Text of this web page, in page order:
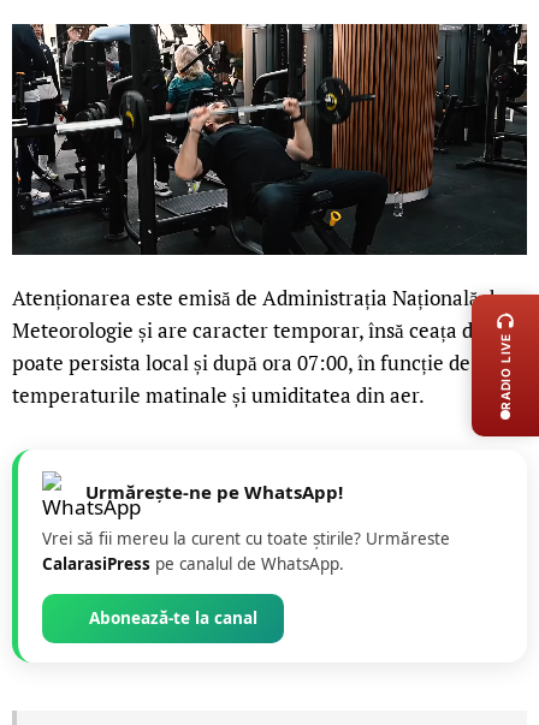
Atenționarea este emisă de Administrația Națională de
Meteorologie și are caracter temporar, însă ceața densă
poate persista local și după ora 07:00, în funcție de
temperaturile matinale și umiditatea din aer.
Urmărește-ne pe WhatsApp!
Vrei să fii mereu la curent cu toate știrile? Urmăreste
CalarasiPress pe canalul de WhatsApp.
Abonează-te la canal
RADIO LIVE